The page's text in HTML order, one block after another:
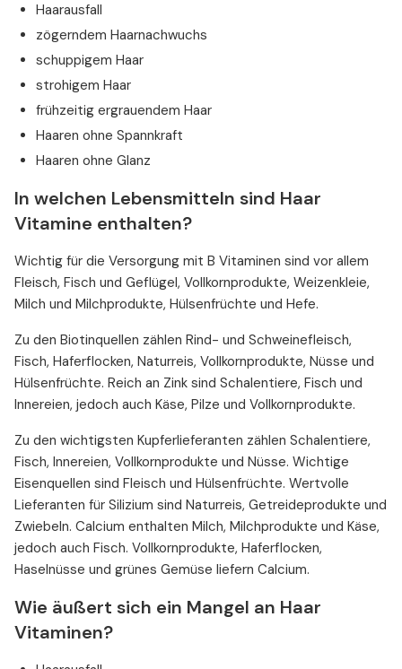
Haarausfall
zögerndem Haarnachwuchs
schuppigem Haar
strohigem Haar
frühzeitig ergrauendem Haar
Haaren ohne Spannkraft
Haaren ohne Glanz
In welchen Lebensmitteln sind Haar
Vitamine enthalten?
Wichtig für die Versorgung mit B Vitaminen sind vor allem
Fleisch, Fisch und Geflügel, Vollkornprodukte, Weizenkleie,
Milch und Milchprodukte, Hülsenfrüchte und Hefe.
Zu den Biotinquellen zählen Rind- und Schweinefleisch,
Fisch, Haferflocken, Naturreis, Vollkornprodukte, Nüsse und
Hülsenfrüchte. Reich an Zink sind Schalentiere, Fisch und
Innereien, jedoch auch Käse, Pilze und Vollkornprodukte.
Zu den wichtigsten Kupferlieferanten zählen Schalentiere,
Fisch, Innereien, Vollkornprodukte und Nüsse. Wichtige
Eisenquellen sind Fleisch und Hülsenfrüchte. Wertvolle
Lieferanten für Silizium sind Naturreis, Getreideprodukte und
Zwiebeln. Calcium enthalten Milch, Milchprodukte und Käse,
jedoch auch Fisch. Vollkornprodukte, Haferflocken,
Haselnüsse und grünes Gemüse liefern Calcium.
Wie äußert sich ein Mangel an Haar
Vitaminen?